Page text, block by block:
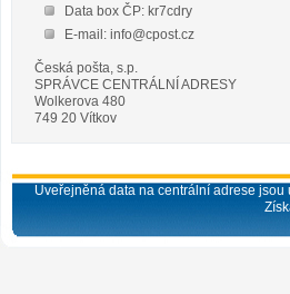
Data box ČP: kr7cdry
E-mail: info@cpost.cz
Česká pošta, s.p.
SPRÁVCE CENTRÁLNÍ ADRESY
Wolkerova 480
749 20 Vítkov
Uveřejněná data na centrální adrese